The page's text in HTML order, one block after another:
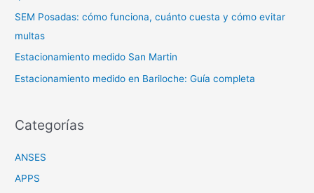
:SEM Posadas: cómo funciona, cuánto cuesta y cómo evitar
multas
Estacionamiento medido San Martin
Estacionamiento medido en Bariloche: Guía completa
Categorías
ANSES
APPS